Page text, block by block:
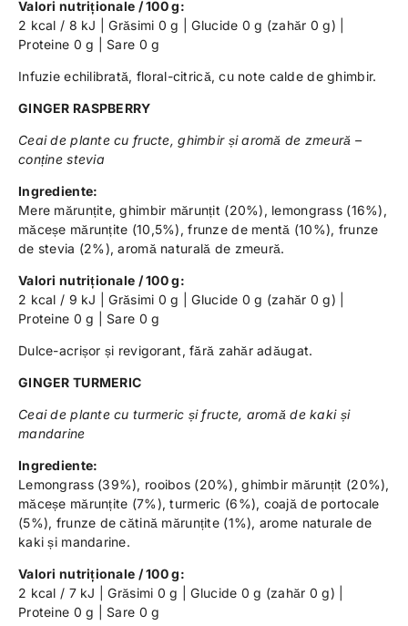
Valori nutriționale / 100 g:
2 kcal / 8 kJ | Grăsimi 0 g | Glucide 0 g (zahăr 0 g) |
Proteine 0 g | Sare 0 g
Infuzie echilibrată, floral-citrică, cu note calde de ghimbir.
GINGER RASPBERRY
Ceai de plante cu fructe, ghimbir și aromă de zmeură –
conține stevia
Ingrediente:
Mere mărunțite, ghimbir mărunțit (20%), lemongrass (16%),
măceșe mărunțite (10,5%), frunze de mentă (10%), frunze
de stevia (2%), aromă naturală de zmeură.
Valori nutriționale / 100 g:
2 kcal / 9 kJ | Grăsimi 0 g | Glucide 0 g (zahăr 0 g) |
Proteine 0 g | Sare 0 g
Dulce-acrișor și revigorant, fără zahăr adăugat.
GINGER TURMERIC
Ceai de plante cu turmeric și fructe, aromă de kaki și
mandarine
Ingrediente:
Lemongrass (39%), rooibos (20%), ghimbir mărunțit (20%),
măceșe mărunțite (7%), turmeric (6%), coajă de portocale
(5%), frunze de cătină mărunțite (1%), arome naturale de
kaki și mandarine.
Valori nutriționale / 100 g:
2 kcal / 7 kJ | Grăsimi 0 g | Glucide 0 g (zahăr 0 g) |
Proteine 0 g | Sare 0 g